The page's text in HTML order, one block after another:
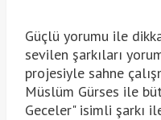
Güçlü yorumu ile
sevilen şarkıları
projesiyle sahne
Müslüm Gürses ile
Geceler" isimli şarkı